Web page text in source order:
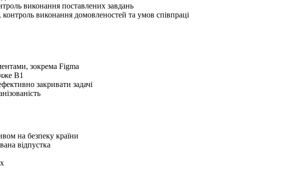
виконання поставлених завдань
контроль виконання домовленостей та умов співпраці
зокрема Figma
B1
закривати задачі
на безпеку країни
відпустка